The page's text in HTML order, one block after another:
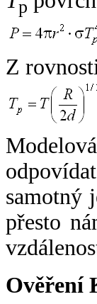
p
Z
samotný
přesto
Ověření